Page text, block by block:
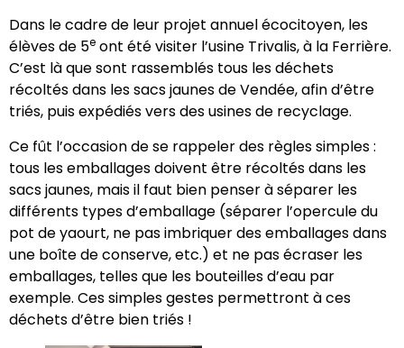
Dans le cadre de leur projet annuel écocitoyen, les
élèves de 5e ont été visiter l’usine Trivalis, à la Ferrière.
C’est là que sont rassemblés tous les déchets
récoltés dans les sacs jaunes de Vendée, afin d’être
triés, puis expédiés vers des usines de recyclage.
Ce fût l’occasion de se rappeler des règles simples :
tous les emballages doivent être récoltés dans les
sacs jaunes, mais il faut bien penser à séparer les
différents types d’emballage (séparer l’opercule du
pot de yaourt, ne pas imbriquer des emballages dans
une boîte de conserve, etc.) et ne pas écraser les
emballages, telles que les bouteilles d’eau par
exemple. Ces simples gestes permettront à ces
déchets d’être bien triés !